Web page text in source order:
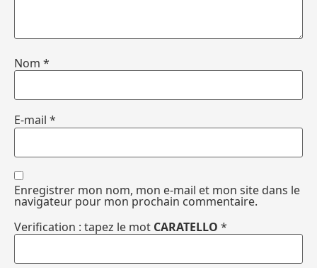
Nom *
E-mail *
Enregistrer mon nom, mon e-mail et mon site dans le
navigateur pour mon prochain commentaire.
Verification : tapez le mot CARATELLO *